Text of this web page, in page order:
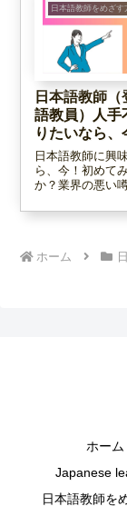
歴書を書いたこ
も、再度「常識
ください。
日本語教師をめざす
日本語教師（
語教員）人手
りたいなら、
う！
日本語教師に興
ら、今！初めて
か？業界の悪い
言い訳にする人
ってしまいます
ホーム
ホーム
Japanese
日本語教師を